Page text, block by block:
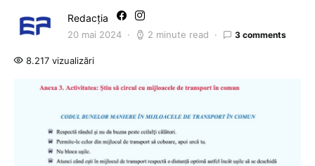
Redacția
20 mai 2024 2 minute read 3 comments
8.217 vizualizări